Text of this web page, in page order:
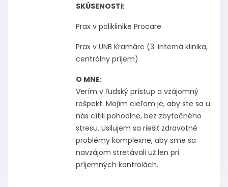
SKÚSENOSTI:
Prax v poliklinike Procare
Prax v UNB Kramáre (3. interná klinika,
centrálny príjem)
O MNE:
Verím v ľudský prístup a vzájomný
rešpekt. Mojím cieľom je, aby ste sa u
nás cítili pohodlne, bez zbytočného
stresu. Usilujem sa riešiť zdravotné
problémy komplexne, aby sme sa
navzájom stretávali už len pri
príjemných kontrolách.